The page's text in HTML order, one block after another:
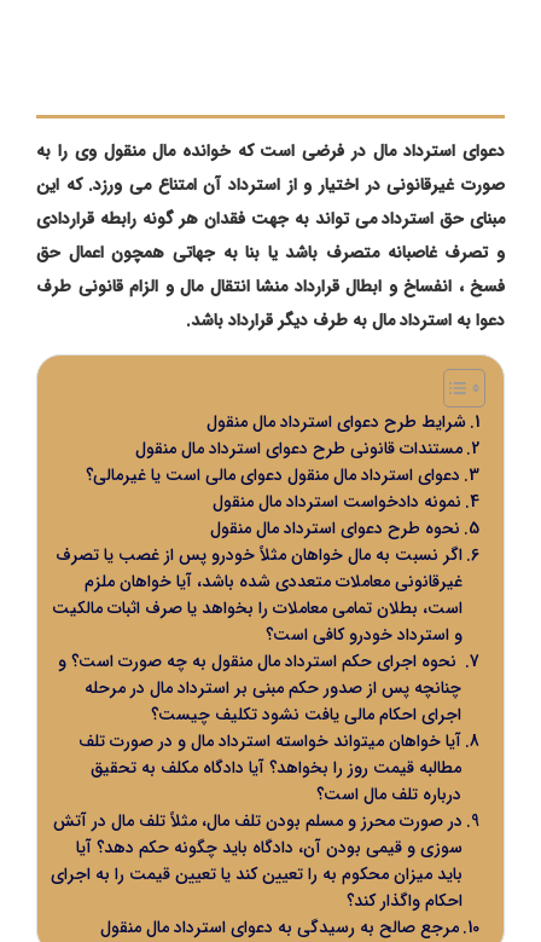
دعوای استرداد مال در فرضی است که خوانده مال منقول وی را به
صورت غیرقانونی در اختیار و از استرداد آن امتناع می ورزد. که این
مبنای حق استرداد می تواند به جهت فقدان هر گونه رابطه قراردادی
و تصرف غاصبانه متصرف باشد یا بنا به جهاتی همچون اعمال حق
فسخ ، انفساخ و ابطال قرارداد منشا انتقال مال و الزام قانونی طرف
دعوا به استرداد مال به طرف دیگر قرارداد باشد.
شرایط طرح دعوای استرداد مال منقول
مستندات قانونی طرح دعوای استرداد مال منقول
دعوای استرداد مال منقول دعوای مالی است یا غیرمالی؟
نمونه دادخواست استرداد مال منقول
نحوه طرح دعوای استرداد مال منقول
اگر نسبت به مال خواهان مثلاً خودرو پس از غصب یا تصرف
غیرقانونی معاملات متعددی شده باشد، آیا خواهان ملزم
است، بطلان تمامی معاملات را بخواهد یا صرف اثبات مالکیت
و استرداد خودرو کافی است؟
نحوه اجرای حکم استرداد مال منقول به چه صورت است؟ و
چنانچه پس از صدور حکم مبنی بر استرداد مال در مرحله
اجرای احکام مالی یافت نشود تکلیف چیست؟
آیا خواهان میتواند خواسته استرداد مال و در صورت تلف
مطالبه قیمت روز را بخواهد؟ آیا دادگاه مکلف به تحقیق
درباره تلف مال است؟
در صورت محرز و مسلم بودن تلف مال، مثلاً تلف مال در آتش
سوزی و قیمی بودن آن، دادگاه باید چگونه حکم دهد؟ آیا
باید میزان محکوم به را تعیین کند یا تعیین قیمت را به اجرای
احکام واگذار کند؟
مرجع صالح به رسیدگی به دعوای استرداد مال منقول